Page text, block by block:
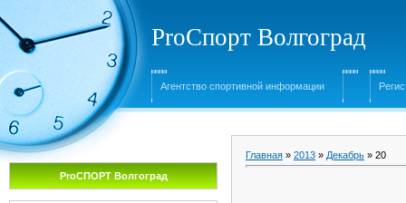
ProСпорт Волгоград
Агентство спортивной информации
ProСПОРТ Волгоград
Главная » 2013 » Декабрь » 20